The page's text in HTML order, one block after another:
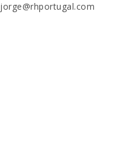
jorge@rhportugal.com